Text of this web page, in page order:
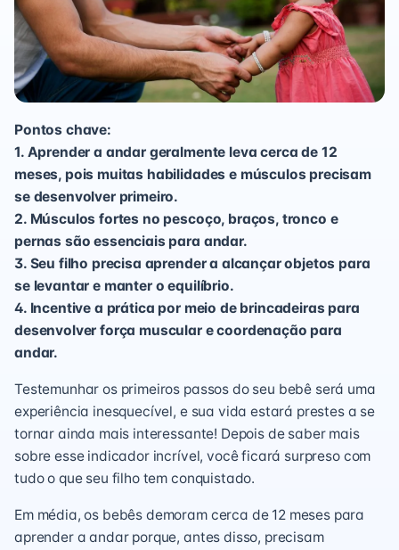
Pontos chave:
1. Aprender a andar geralmente leva cerca de 12
meses, pois muitas habilidades e músculos precisam
se desenvolver primeiro.
2. Músculos fortes no pescoço, braços, tronco e
pernas são essenciais para andar.
3. Seu filho precisa aprender a alcançar objetos para
se levantar e manter o equilíbrio.
4. Incentive a prática por meio de brincadeiras para
desenvolver força muscular e coordenação para
andar.
Testemunhar os primeiros passos do seu bebê será uma
experiência inesquecível, e sua vida estará prestes a se
tornar ainda mais interessante! Depois de saber mais
sobre esse indicador incrível, você ficará surpreso com
tudo o que seu filho tem conquistado.
Em média, os bebês demoram cerca de 12 meses para
aprender a andar porque, antes disso, precisam